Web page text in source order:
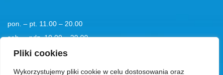
Pliki cookies
Wykorzystujemy pliki cookie w celu dostosowania oraz
pon. – pt. 11.00 – 20.00
sob. – ndz. 10.00 – 20.00
tel. kom.+48 501194193